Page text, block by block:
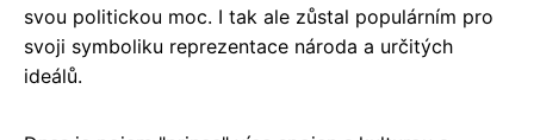
svou politickou moc. I tak ale zůstal populárním pro
svoji symboliku reprezentace národa a určitých
ideálů.